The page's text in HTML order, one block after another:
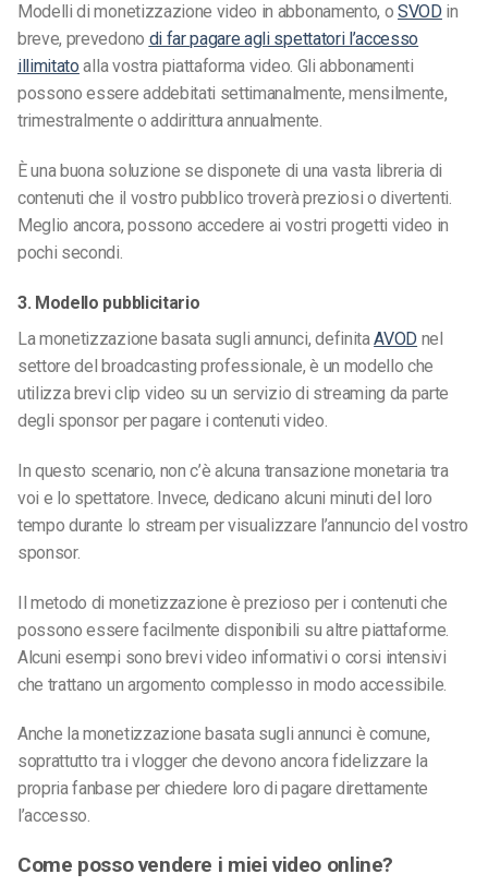
Modelli di monetizzazione video in abbonamento, o SVOD in
breve, prevedono di far pagare agli spettatori l’accesso
illimitato alla vostra piattaforma video. Gli abbonamenti
possono essere addebitati settimanalmente, mensilmente,
trimestralmente o addirittura annualmente.
È una buona soluzione se disponete di una vasta libreria di
contenuti che il vostro pubblico troverà preziosi o divertenti.
Meglio ancora, possono accedere ai vostri progetti video in
pochi secondi.
3. Modello pubblicitario
La monetizzazione basata sugli annunci, definitaAVOD nel
settore del broadcasting professionale, è un modello che
utilizza brevi clip video su un servizio di streaming da parte
degli sponsor per pagare i contenuti video.
In questo scenario, non c’è alcuna transazione monetaria tra
voi e lo spettatore. Invece, dedicano alcuni minuti del loro
tempo durante lo stream per visualizzare l’annuncio del vostro
sponsor.
Il metodo di monetizzazione è prezioso per i contenuti che
possono essere facilmente disponibili su altre piattaforme.
Alcuni esempi sono brevi video informativi o corsi intensivi
che trattano un argomento complesso in modo accessibile.
Anche la monetizzazione basata sugli annunci è comune,
soprattutto tra i vlogger che devono ancora fidelizzare la
propria fanbase per chiedere loro di pagare direttamente
l’accesso.
Come posso vendere i miei video online?